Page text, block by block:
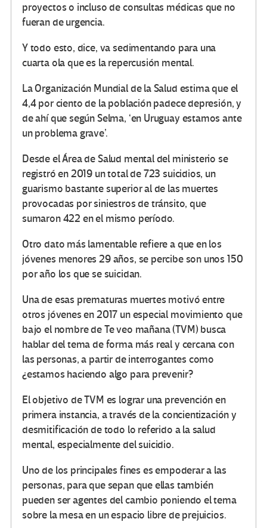
proyectos o incluso de consultas médicas que no
fueran de urgencia.
Y todo esto, dice, va sedimentando para una
cuarta ola que es la repercusión mental.
La Organización Mundial de la Salud estima que el
4,4 por ciento de la población padece depresión, y
de ahí que según Selma, ‘en Uruguay estamos ante
un problema grave’.
Desde el Área de Salud mental del ministerio se
registró en 2019 un total de 723 suicidios, un
guarismo bastante superior al de las muertes
provocadas por siniestros de tránsito, que
sumaron 422 en el mismo período.
Otro dato más lamentable refiere a que en los
jóvenes menores 29 años, se percibe son unos 150
por año los que se suicidan.
Una de esas prematuras muertes motivó entre
otros jóvenes en 2017 un especial movimiento que
bajo el nombre de Te veo mañana (TVM) busca
hablar del tema de forma más real y cercana con
las personas, a partir de interrogantes como
¿estamos haciendo algo para prevenir?
El objetivo de TVM es lograr una prevención en
primera instancia, a través de la concientización y
desmitificación de todo lo referido a la salud
mental, especialmente del suicidio.
Uno de los principales fines es empoderar a las
personas, para que sepan que ellas también
pueden ser agentes del cambio poniendo el tema
sobre la mesa en un espacio libre de prejuicios.